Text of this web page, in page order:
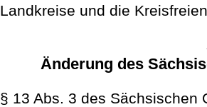
Landkreise und die
Änderung des
§ 13 Abs. 3 des Sächsischen